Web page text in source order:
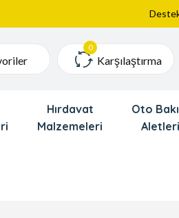
Karşılaştırma
Hırdavat
Malzemeleri
Oto
Aletleri